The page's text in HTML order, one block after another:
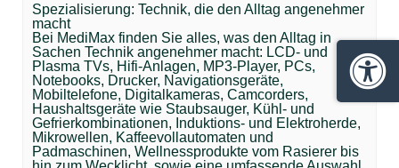
Spezialisierung: Technik, die den Alltag angenehmer
macht
Bei MediMax finden Sie alles, was den Alltag in
Sachen Technik angenehmer macht: LCD- und
Plasma TVs, Hifi-Anlagen, MP3-Player, PCs,
Notebooks, Drucker, Navigationsgeräte,
Mobiltelefone, Digitalkameras, Camcorders,
Haushaltsgeräte wie Staubsauger, Kühl- und
Gefrierkombinationen, Induktions- und Elektroherde,
Mikrowellen, Kaffeevollautomaten und
Padmaschinen, Wellnessprodukte vom Rasierer bis